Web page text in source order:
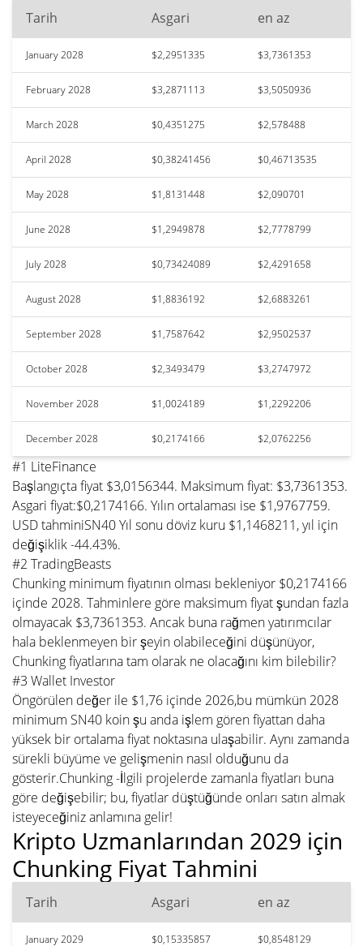
Tarih Asgari en az
January 2028 $2,2951335 $3,7361353
February 2028 $3,2871113 $3,5050936
March 2028 $0,4351275 $2,578488
April 2028 $0,38241456 $0,46713535
May 2028 $1,8131448 $2,090701
June 2028 $1,2949878 $2,7778799
July 2028 $0,73424089 $2,4291658
August 2028 $1,8836192 $2,6883261
September 2028 $1,7587642 $2,9502537
October 2028 $2,3493479 $3,2747972
November 2028 $1,0024189 $1,2292206
December 2028 $0,2174166 $2,0762256
#1 LiteFinance
Başlangıçta fiyat $3,0156344. Maksimum fiyat: $3,7361353.
Asgari fiyat:$0,2174166. Yılın ortalaması ise $1,9767759.
USD tahminiSN40 Yıl sonu döviz kuru $1,1468211, yıl için
değişiklik -44.43%.
#2 TradingBeasts
Chunking minimum fiyatının olması bekleniyor $0,2174166
içinde 2028. Tahminlere göre maksimum fiyat şundan fazla
olmayacak $3,7361353. Ancak buna rağmen yatırımcılar
hala beklenmeyen bir şeyin olabileceğini düşünüyor,
Chunking fiyatlarına tam olarak ne olacağını kim bilebilir?
#3 Wallet Investor
Öngörülen değer ile $1,76 içinde 2026,bu mümkün 2028
minimum SN40 koin şu anda işlem gören fiyattan daha
yüksek bir ortalama fiyat noktasına ulaşabilir. Aynı zamanda
sürekli büyüme ve gelişmenin nasıl olduğunu da
gösterir.Chunking -İlgili projelerde zamanla fiyatları buna
göre değişebilir; bu, fiyatlar düştüğünde onları satın almak
isteyeceğiniz anlamına gelir!
Kripto Uzmanlarından 2029 için
Chunking Fiyat Tahmini
Tarih Asgari en az
January 2029 $0,15335857 $0,8548129